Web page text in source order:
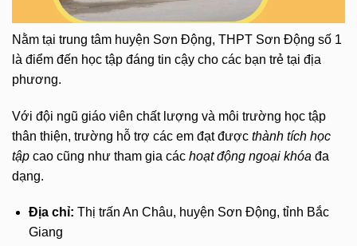
Nằm tại trung tâm huyện Sơn Động, THPT Sơn Động số 1
là điểm đến học tập đáng tin cậy cho các bạn trẻ tại địa
phương.
Với đội ngũ giáo viên chất lượng và môi trường học tập
thân thiện, trường hỗ trợ các em đạt được thành tích học
tập cao cũng như tham gia các hoạt động ngoại khóa đa
dạng.
Địa chỉ: Thị trấn An Châu, huyện Sơn Động, tỉnh Bắc
Giang